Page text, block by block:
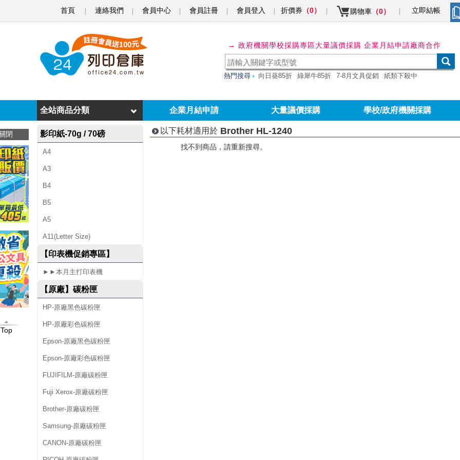
首頁 連絡我們 會員中心 會員註冊 會員登入 折價券 （0） 購物車 （0） 立即結帳
閉
Top
o
h
e
r
H
L
0
→ 政府機關學校採購專區大量議價採購 企業月結申請廠商合作
熱門搜尋 向日葵85折 綠犀牛85折 7-8月文具促銷 紙類下殺中
企業月結申請 大量議價採購 學校/政府機關採購
全站商品分類
影印紙-70g / 70磅
A4
A3
B4
B5
A5
A11(Letter Size)
【印表機促銷專區】
►►本月主打印表機
【原廠】碳粉匣
HP-原廠黑色碳粉匣
HP-原廠彩色碳粉匣
Epson-原廠黑色碳粉匣
Epson-原廠彩色碳粉匣
FUJIFILM-原廠碳粉匣
Fuji Xerox-原廠碳粉匣
Brother-原廠碳粉匣
Samsung-原廠碳粉匣
CANON-原廠碳粉匣
以下耗材適用於 Brother HL-1240
找不到商品，請重新搜尋。